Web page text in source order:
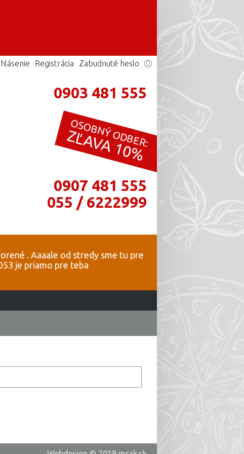
Registrácia Zabudnuté heslo
0903 481 555
OSOBNÝ ODBER:
ZĽAVA 10%
0907 481 555
055 / 6222999
. Aaaale od stredy sme tu pre
je priamo pre teba